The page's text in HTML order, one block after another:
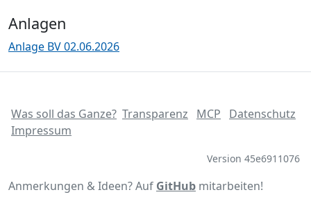
Anlagen
Anlage BV 02.06.2026
Was soll das Ganze? Transparenz MCP
Datenschutz
Impressum
Version 45e6911076
Anmerkungen & Ideen? Auf GitHub mitarbeiten!